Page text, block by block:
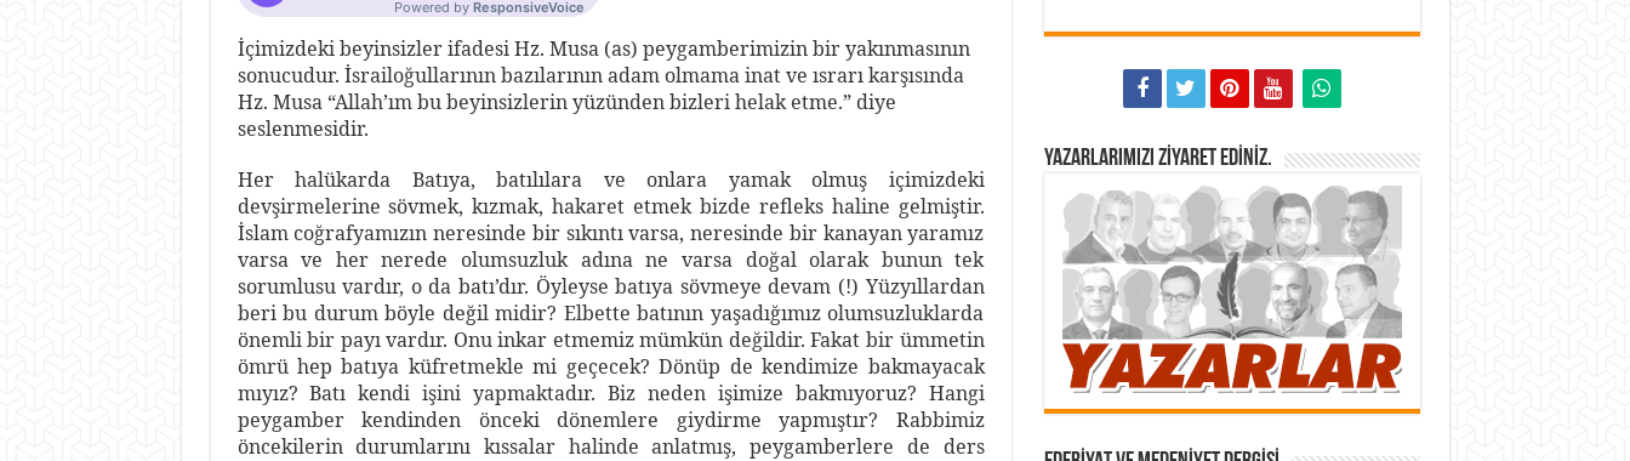
İçimizdeki beyinsizler ifadesi Hz. Musa (as) peygamberimizin bir yakınmasının
sonucudur. İsrailoğullarının bazılarının adam olmama inat ve ısrarı karşısında
Hz. Musa “Allah’ım bu beyinsizlerin yüzünden bizleri helak etme.” diye
seslenmesidir.
Her halükarda Batıya, batılılara ve onlara yamak olmuş içimizdeki
devşirmelerine sövmek, kızmak, hakaret etmek bizde refleks haline gelmiştir.
İslam coğrafyamızın neresinde bir sıkıntı varsa, neresinde bir kanayan yaramız
varsa ve her nerede olumsuzluk adına ne varsa doğal olarak bunun tek
sorumlusu vardır, o da batı’dır. Öyleyse batıya sövmeye devam (!) Yüzyıllardan
beri bu durum böyle değil midir? Elbette batının yaşadığımız olumsuzluklarda
önemli bir payı vardır. Onu inkar etmemiz mümkün değildir. Fakat bir ümmetin
ömrü hep batıya küfretmekle mi geçecek? Dönüp de kendimize bakmayacak
mıyız? Batı kendi işini yapmaktadır. Biz neden işimize bakmıyoruz? Hangi
peygamber kendinden önceki dönemlere giydirme yapmıştır? Rabbimiz
öncekilerin durumlarını kıssalar halinde anlatmış, peygamberlere de ders
YAZARLARIMIZI ZIYARET EDINIZ.